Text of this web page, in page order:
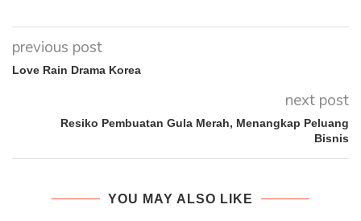
previous post
Love Rain Drama Korea
next post
Resiko Pembuatan Gula Merah, Menangkap Peluang
Bisnis
YOU MAY ALSO LIKE